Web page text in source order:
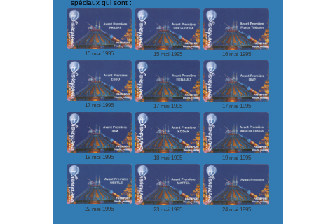
spéciaux qui sont :
15 mai 1995 15 mai 1995 16 mai 1995
17 mai 1995 17 mai 1995 17 mai 1995
18 mai 1995 18 mai 1995 19 mai 1995
22 mai 1995 23 mai 1995 24 mai 1995